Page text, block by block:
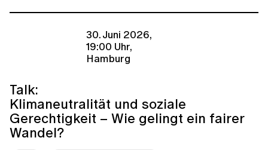
30. Juni 2026,
19:00 Uhr,
Hamburg
Talk:
Klimaneutralität und soziale
Gerechtigkeit – Wie gelingt ein fairer
Wandel?